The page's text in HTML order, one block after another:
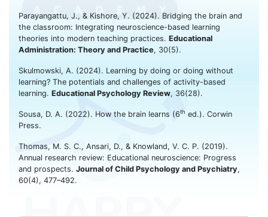
Parayangattu, J., & Kishore, Y. (2024). Bridging the brain and
the classroom: Integrating neuroscience-based learning
theories into modern teaching practices. Educational
Administration: Theory and Practice, 30(5).
Skulmowski, A. (2024). Learning by doing or doing without
learning? The potentials and challenges of activity-based
learning. Educational Psychology Review, 36(28).
Sousa, D. A. (2022). How the brain learns (6th ed.). Corwin
Press.
Thomas, M. S. C., Ansari, D., & Knowland, V. C. P. (2019).
Annual research review: Educational neuroscience: Progress
and prospects. Journal of Child Psychology and Psychiatry,
60(4), 477–492.